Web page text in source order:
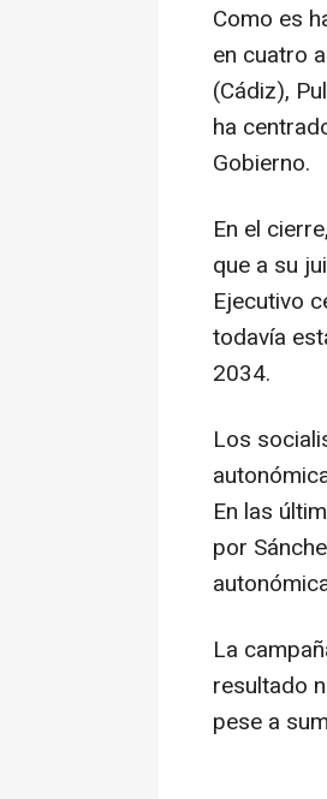
Como es
en cuatro
(Cádiz),
ha
Gobierno.
En el
que a su
Ejecutivo
todavía
2034.
Los
En las
por
La
resultado
pese a